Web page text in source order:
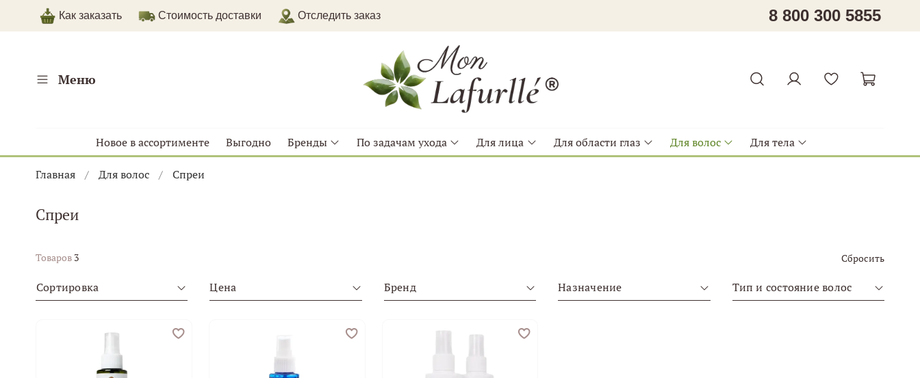
Как заказать Стоимость доставки Отследить заказ 8 800 300 5855
Меню
Новое в ассортименте Выгодно Бренды По задачам ухода Для лица Для области глаз Для волос Для тела
Главная Для волос Спреи
Спреи
Товаров 3 Сбросить
Сортировка Цена Бренд Назначение Тип и состояние волос